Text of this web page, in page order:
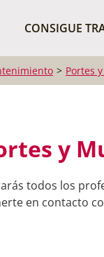
CONSIGUE
Portes
y
todos los
en contacto